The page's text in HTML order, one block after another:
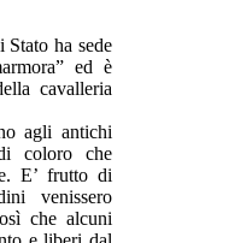
ha sede
ed è
cavalleria
agli antichi
coloro che
E’ frutto di
venissero
che alcuni